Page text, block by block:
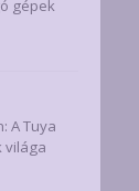
gépek
A Tuya
világa